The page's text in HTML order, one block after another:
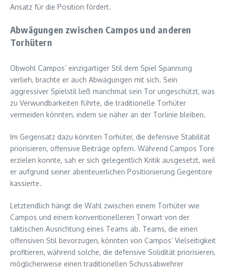
Ansatz für die Position fördert.
Abwägungen zwischen Campos und anderen
Torhütern
Obwohl Campos’ einzigartiger Stil dem Spiel Spannung
verlieh, brachte er auch Abwägungen mit sich. Sein
aggressiver Spielstil ließ manchmal sein Tor ungeschützt, was
zu Verwundbarkeiten führte, die traditionelle Torhüter
vermeiden könnten, indem sie näher an der Torlinie bleiben.
Im Gegensatz dazu könnten Torhüter, die defensive Stabilität
priorisieren, offensive Beiträge opfern. Während Campos Tore
erzielen konnte, sah er sich gelegentlich Kritik ausgesetzt, weil
er aufgrund seiner abenteuerlichen Positionierung Gegentore
kassierte.
Letztendlich hängt die Wahl zwischen einem Torhüter wie
Campos und einem konventionelleren Torwart von der
taktischen Ausrichtung eines Teams ab. Teams, die einen
offensiven Stil bevorzugen, könnten von Campos’ Vielseitigkeit
profitieren, während solche, die defensive Solidität priorisieren,
möglicherweise einen traditionellen Schussabwehrer